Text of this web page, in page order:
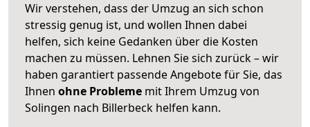
Wir verstehen, dass der Umzug an sich schon
stressig genug ist, und wollen Ihnen dabei
helfen, sich keine Gedanken über die Kosten
machen zu müssen. Lehnen Sie sich zurück – wir
haben garantiert passende Angebote für Sie, das
Ihnen ohne Probleme mit Ihrem Umzug von
Solingen nach Billerbeck helfen kann.